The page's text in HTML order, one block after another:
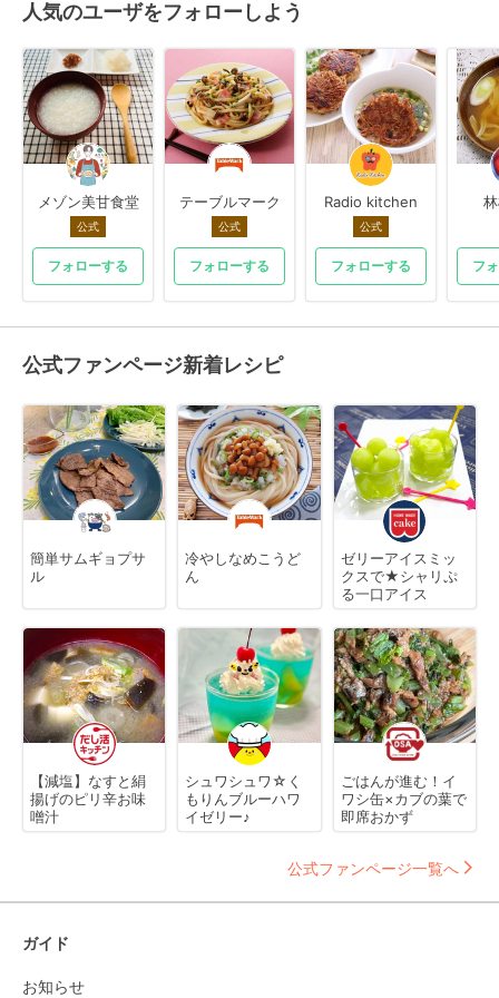
人気のユーザをフォローしよう
メゾン美甘食堂
公式
フォローする
テーブルマーク
公式
フォローする
Radio kitchen
公式
フォローする フ
公式ファンページ新着レシピ
簡単サムギョプサ
ル
冷やしなめこうど
ん
ゼリーアイスミッ
クスで★シャリぷ
る一口アイス
【減塩】なすと絹
揚げのピリ辛お味
噌汁
シュワシュワ☆く
もりんブルーハワ
イゼリー♪
ごはんが進む！イ
ワシ缶×カブの葉で
即席おかず
公式ファンページ一覧へ
ガイド
お知らせ